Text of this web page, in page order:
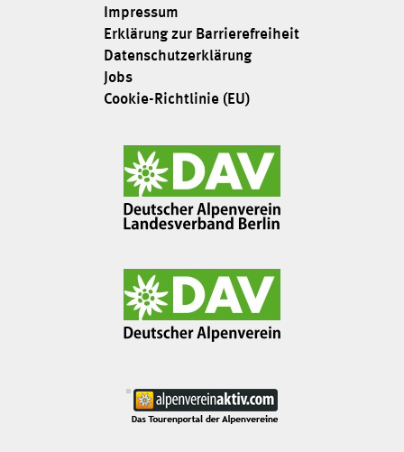
Impressum
Erklärung zur Barrierefreiheit
Datenschutzerklärung
Jobs
Cookie-Richtlinie (EU)